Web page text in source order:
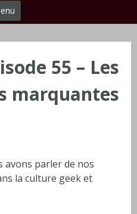
55 – Les
marquantes
avons parler de nos
la culture geek et